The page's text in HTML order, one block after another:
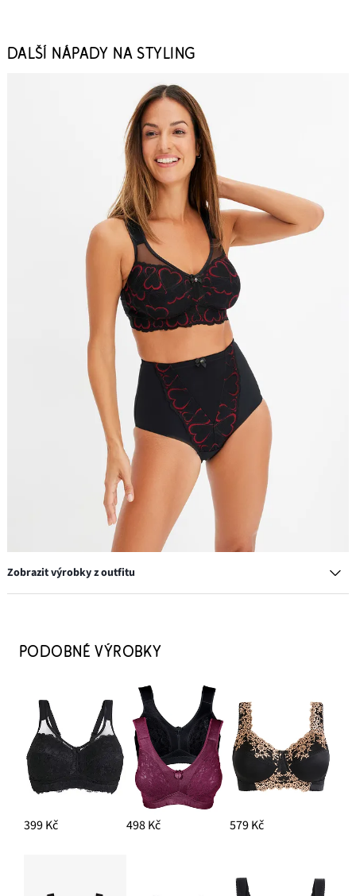
DALŠÍ NÁPADY NA STYLING
Zobrazit výrobky z outfitu
529 Kč
Zdobené stahovací kalhotky se střední stahovací funkcí
449 Kč
PŘIDAT DO KOŠÍKU
PODOBNÉ VÝROBKY
399 Kč 498 Kč 579 Kč